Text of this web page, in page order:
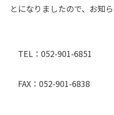
とになりましたので、お知ら
TEL：052-901-6851
FAX：052-901-6838